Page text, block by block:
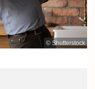
© Shutterstock